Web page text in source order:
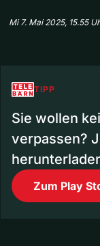
Mi 7. Mai 2025, 15.55
TIPP
Sie wollen
verpassen?
Zum Play